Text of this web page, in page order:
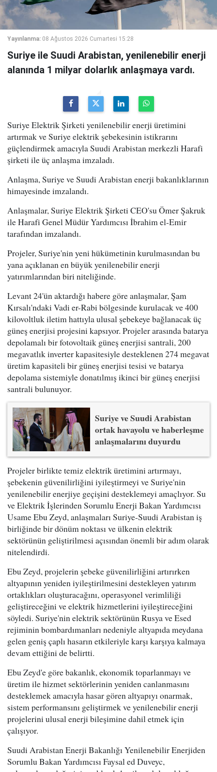
Yayınlanma: 08 Ağustos 2026 Cumartesi 15:28
Suriye ile Suudi Arabistan, yenilenebilir enerji
alanında 1 milyar dolarlık anlaşmaya vardı.
Suriye Elektrik Şirketi yenilenebilir enerji üretimini
artırmak ve Suriye elektrik şebekesinin istikrarını
güçlendirmek amacıyla Suudi Arabistan merkezli Harafi
şirketi ile üç anlaşma imzaladı.
Anlaşma, Suriye ve Suudi Arabistan enerji bakanlıklarının
himayesinde imzalandı.
Anlaşmalar, Suriye Elektrik Şirketi CEO'su Ömer Şakruk
ile Harafi Genel Müdür Yardımcısı İbrahim el-Emir
tarafından imzalandı.
Projeler, Suriye'nin yeni hükümetinin kurulmasından bu
yana açıklanan en büyük yenilenebilir enerji
yatırımlarından biri niteliğinde.
Levant 24'ün aktardığı habere göre anlaşmalar, Şam
Kırsalı'ndaki Vadi er-Rabi bölgesinde kurulacak ve 400
kilovoltluk iletim hattıyla ulusal şebekeye bağlanacak üç
güneş enerjisi projesini kapsıyor. Projeler arasında batarya
depolamalı bir fotovoltaik güneş enerjisi santrali, 200
megavatlık inverter kapasitesiyle desteklenen 274 megavat
üretim kapasiteli bir güneş enerjisi tesisi ve batarya
depolama sistemiyle donatılmış ikinci bir güneş enerjisi
santrali bulunuyor.
Suriye ve Suudi Arabistan
ortak havayolu ve haberleşme
anlaşmalarını duyurdu
Projeler birlikte temiz elektrik üretimini artırmayı,
şebekenin güvenilirliğini iyileştirmeyi ve Suriye'nin
yenilenebilir enerjiye geçişini desteklemeyi amaçlıyor. Su
ve Elektrik İşlerinden Sorumlu Enerji Bakan Yardımcısı
Usame Ebu Zeyd, anlaşmaları Suriye-Suudi Arabistan iş
birliğinde bir dönüm noktası ve ülkenin elektrik
sektörünün geliştirilmesi açısından önemli bir adım olarak
nitelendirdi.
Ebu Zeyd, projelerin şebeke güvenilirliğini artırırken
altyapının yeniden iyileştirilmesini destekleyen yatırım
ortaklıkları oluşturacağını, operasyonel verimliliği
geliştireceğini ve elektrik hizmetlerini iyileştireceğini
söyledi. Suriye'nin elektrik sektörünün Rusya ve Esed
rejiminin bombardımanları nedeniyle altyapıda meydana
gelen geniş çaplı hasarın etkileriyle karşı karşıya kalmaya
devam ettiğini de belirtti.
Ebu Zeyd'e göre bakanlık, ekonomik toparlanmayı ve
üretim ile hizmet sektörlerinin yeniden canlanmasını
desteklemek amacıyla hasar gören altyapıyı onarmak,
sistem performansını geliştirmek ve yenilenebilir enerji
projelerini ulusal enerji bileşimine dahil etmek için
çalışıyor.
Suudi Arabistan Enerji Bakanlığı Yenilenebilir Enerjiden
Sorumlu Bakan Yardımcısı Faysal ed Duveyc,